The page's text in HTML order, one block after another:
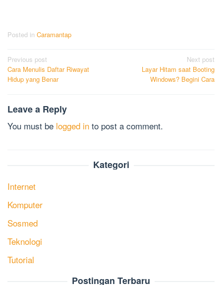
Posted in Caramantap
Post
navigation
Previous post
Cara Menulis Daftar Riwayat
Hidup yang Benar
Next post
Layar Hitam saat Booting
Windows? Begini Cara
Leave a Reply
You must be logged in to post a comment.
Kategori
Internet
Komputer
Sosmed
Teknologi
Tutorial
Postingan Terbaru